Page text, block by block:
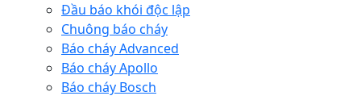
Đầu báo khói độc lập
Chuông báo cháy
Báo cháy Advanced
Báo cháy Apollo
Báo cháy Bosch